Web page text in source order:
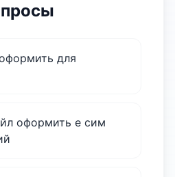
для
оформить е сим